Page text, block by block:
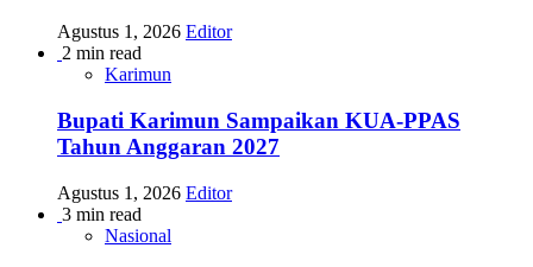
Agustus 1, 2026 Editor
2 min read
Karimun
Bupati Karimun Sampaikan KUA-PPAS
Tahun Anggaran 2027
Agustus 1, 2026 Editor
3 min read
Nasional